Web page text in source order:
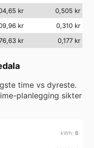
kr
0,505 kr
kr
0,310 kr
kr 0,177 kr
time vs dyreste.
planlegging sikter
6